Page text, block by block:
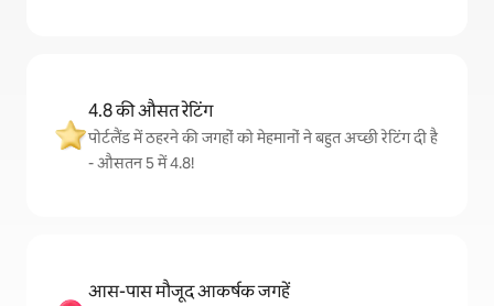
4.8 की औसत रेटिंग
पोर्टलैंड में ठहरने की जगहों को मेहमानों ने बहुत अच्छी रेटिंग दी है
- औसतन 5 में 4.8!
आस-पास मौजूद आकर्षक जगहें